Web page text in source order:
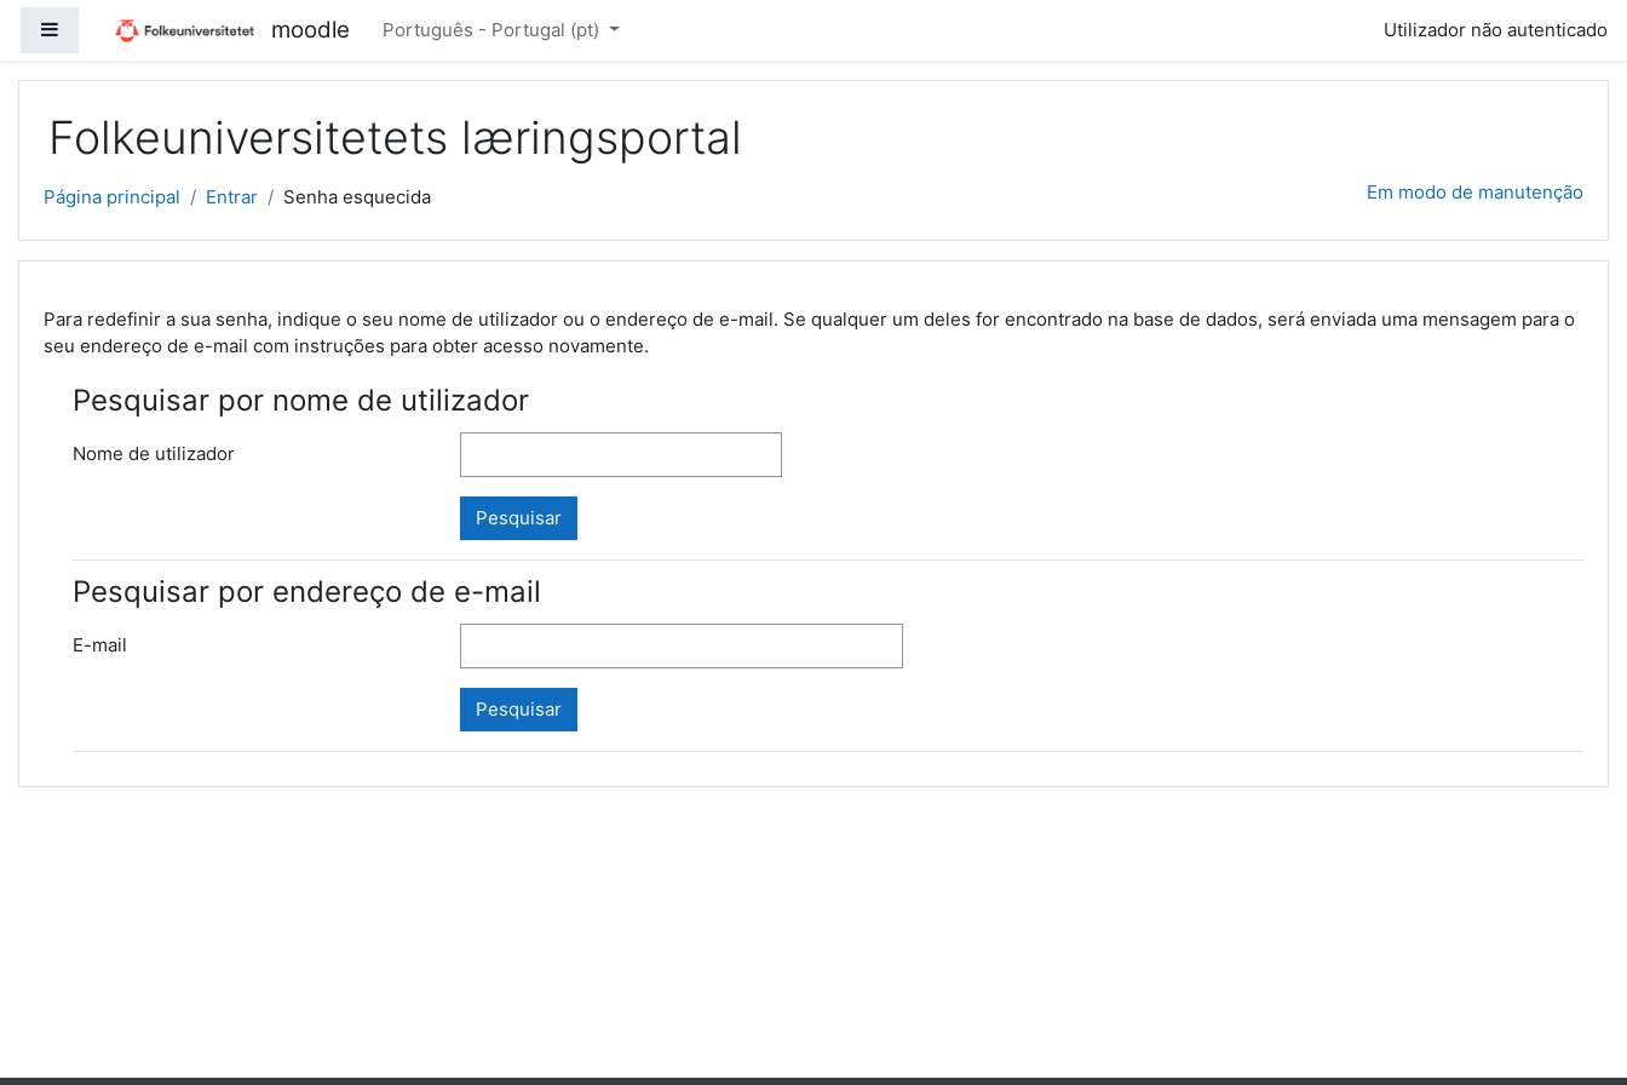
Painel lateral moodle Português - Portugal ‎(pt)‎ Utilizador não autenticado
Folkeuniversitetets læringsportal
Página principal Entrar Senha esquecida Em modo de manutenção
Para redefinir a sua senha, indique o seu nome de utilizador ou o endereço de e-mail. Se qualquer um deles for encontrado na base de dados, será enviada uma mensagem para o
seu endereço de e-mail com instruções para obter acesso novamente.
Pesquisar por nome de utilizador
Nome de utilizador
Pesquisar por endereço de e-mail
E-mail